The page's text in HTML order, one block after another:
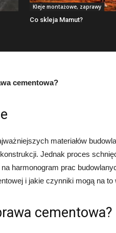
Kleje montażowe, zaprawy
Co skleja Mamut?
cementowa?
materiałów
Jednak proces
na harmonogram prac
i jakie czynniki mogą na to
cementowa?